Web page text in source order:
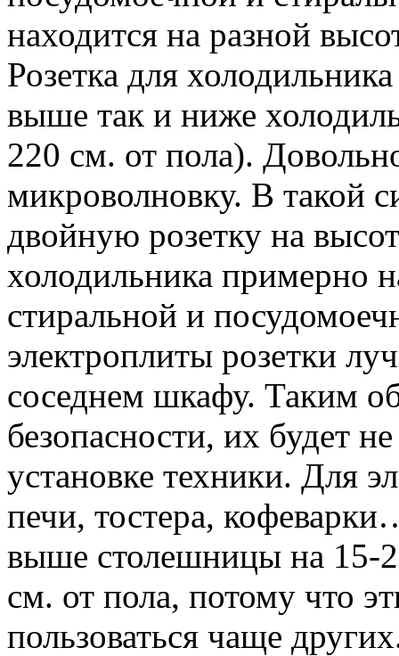
находится на разной
Розетка для
выше так и ниже
220 см. от пола).
микроволновку. В такой
двойную розетку на
холодильника примерно
стиральной и
электроплиты розетки
соседнем шкафу. Таким
безопасности, их будет
установке техники. Для
печи, тостера,
выше столешницы на 15-
см. от пола, потому что
пользоваться чаще